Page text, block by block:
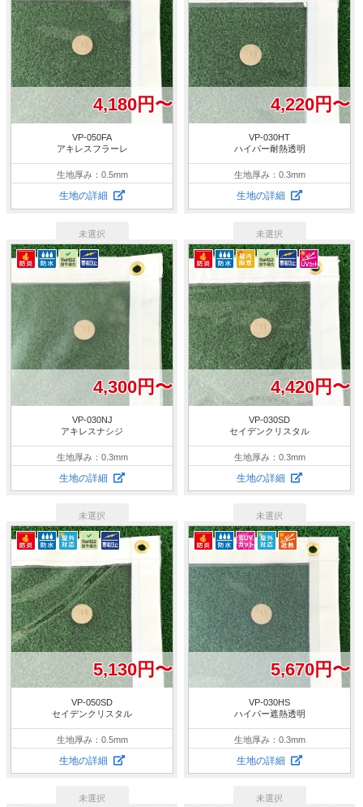
4,180円〜
VP-050FA
アキレスフラーレ
生地厚み：0.5mm
生地の詳細
4,220円〜
VP-030HT
ハイパー耐熱透明
生地厚み：0.3mm
生地の詳細
4,300円〜
VP-030NJ
アキレスナシジ
生地厚み：0.3mm
生地の詳細
4,420円〜
VP-030SD
セイデンクリスタル
生地厚み：0.3mm
生地の詳細
5,130円〜
VP-050SD
セイデンクリスタル
生地厚み：0.5mm
生地の詳細
5,670円〜
VP-030HS
ハイパー遮熱透明
生地厚み：0.3mm
生地の詳細